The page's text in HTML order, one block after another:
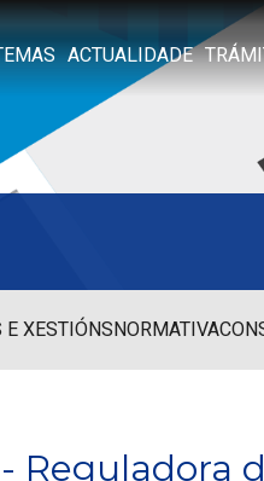
ACTUALIDADE
XESTIÓNSNORMATIVA
Reguladora